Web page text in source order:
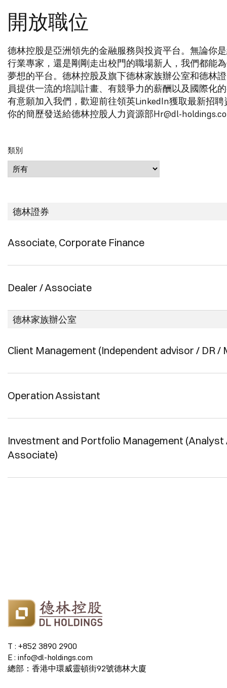
開放職位
德林控股是亞洲領先的金融服務與投資平台。無論你
行業專家，還是剛剛走出校門的職場新人，我們都能
夢想的平台。德林控股及旗下德林家族辦公室和德林
員提供一流的培訓計畫、有競爭力的薪酬以及國際化
有意願加入我們，歡迎前往領英LinkedIn獲取最新招
你的簡歷發送給德林控股人力資源部Hr@dl-
類別
德林證券
Associate, Corporate Finance
Dealer / Associate
德林家族辦公室
Client Management (Independent advisor / DR /
Operation Assistant
Investment and Portfolio Management (Analyst
Associate)
T : +852 3890 2900
E : info@dl-holdings.com
總部：香港中環威靈頓街92號德林大廈